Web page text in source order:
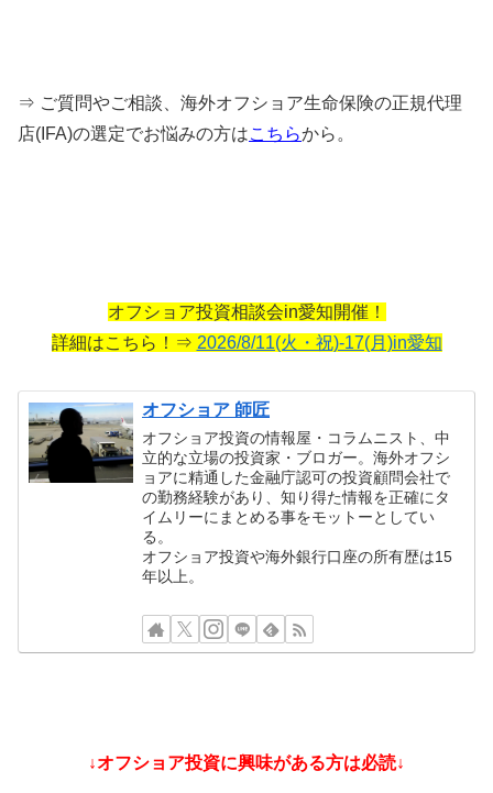
⇒ ご質問やご相談、海外オフショア生命保険の正規代理
店(IFA)の選定でお悩みの方はこちらから。
オフショア投資相談会in愛知開催！
詳細はこちら！⇒ 2026/8/11(火・祝)-17(月)in愛知
オフショア 師匠
オフショア投資の情報屋・コラムニスト、中
立的な立場の投資家・ブロガー。海外オフシ
ョアに精通した金融庁認可の投資顧問会社で
の勤務経験があり、知り得た情報を正確にタ
イムリーにまとめる事をモットーとしてい
る。
オフショア投資や海外銀行口座の所有歴は15
年以上。
↓オフショア投資に興味がある方は必読↓